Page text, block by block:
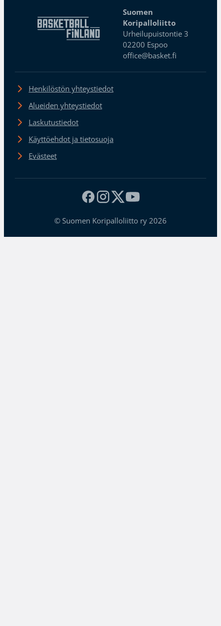
Suomen
Koripalloliitto
Urheilupuistontie 3
02200 Espoo
office@basket.fi
Henkilöstön yhteystiedot
Alueiden yhteystiedot
Laskutustiedot
Käyttöehdot ja tietosuoja
Evästeet
© Suomen Koripalloliitto ry 2026